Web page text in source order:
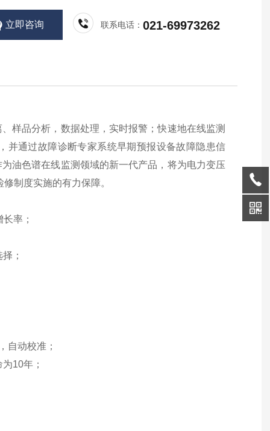
立即咨询 联系电话：021-69973262
样品分析，数据处理，实时报警；快速地在线监测
并通过故障诊断专家系统早期预报设备故障隐患信
油色谱在线监测领域的新一代产品，将为电力变压
制度实施的有力保障。
率；
；
自动校准；
10年；